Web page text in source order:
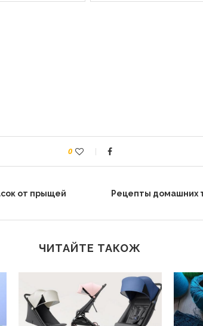
0
от прыщей
Рецепты домашних
ЧИТАЙТЕ ТАКОЖ